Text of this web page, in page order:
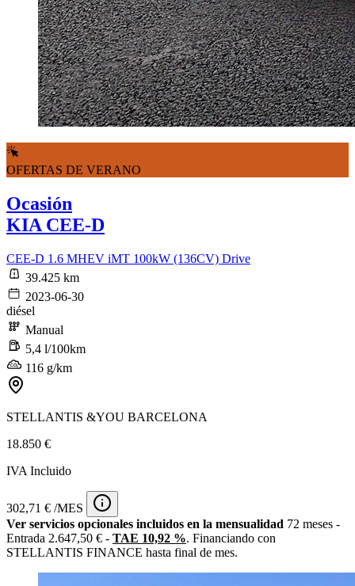
OFERTAS DE VERANO
Ocasión
KIA CEE-D
CEE-D 1.6 MHEV iMT 100kW (136CV) Drive
39.425 km
2023-06-30
diésel
Manual
5,4 l/100km
116 g/km
STELLANTIS &YOU BARCELONA
18.850 €
IVA Incluido
302,71 € /MES
Ver servicios opcionales incluidos en la mensualidad 72 meses -
Entrada 2.647,50 € - TAE 10,92 %. Financiando con
STELLANTIS FINANCE hasta final de mes.